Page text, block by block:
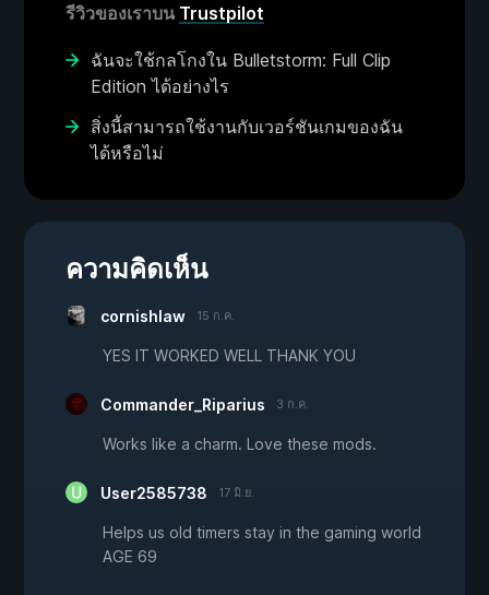
รีวิวของเราบน Trustpilot
ฉันจะใช้กลโกงใน Bulletstorm: Full Clip
Edition ได้อย่างไร
สิ่งนี้สามารถใช้งานกับเวอร์ชันเกมของฉัน
ได้หรือไม่
ความคิดเห็น
cornishlaw 15 ก.ค.
YES IT WORKED WELL THANK YOU
Commander_Riparius 3 ก.ค.
Works like a charm. Love these mods.
User2585738 17 มิ.ย.
Helps us old timers stay in the gaming world
AGE 69